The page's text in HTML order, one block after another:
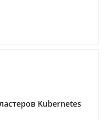
Kubernetes